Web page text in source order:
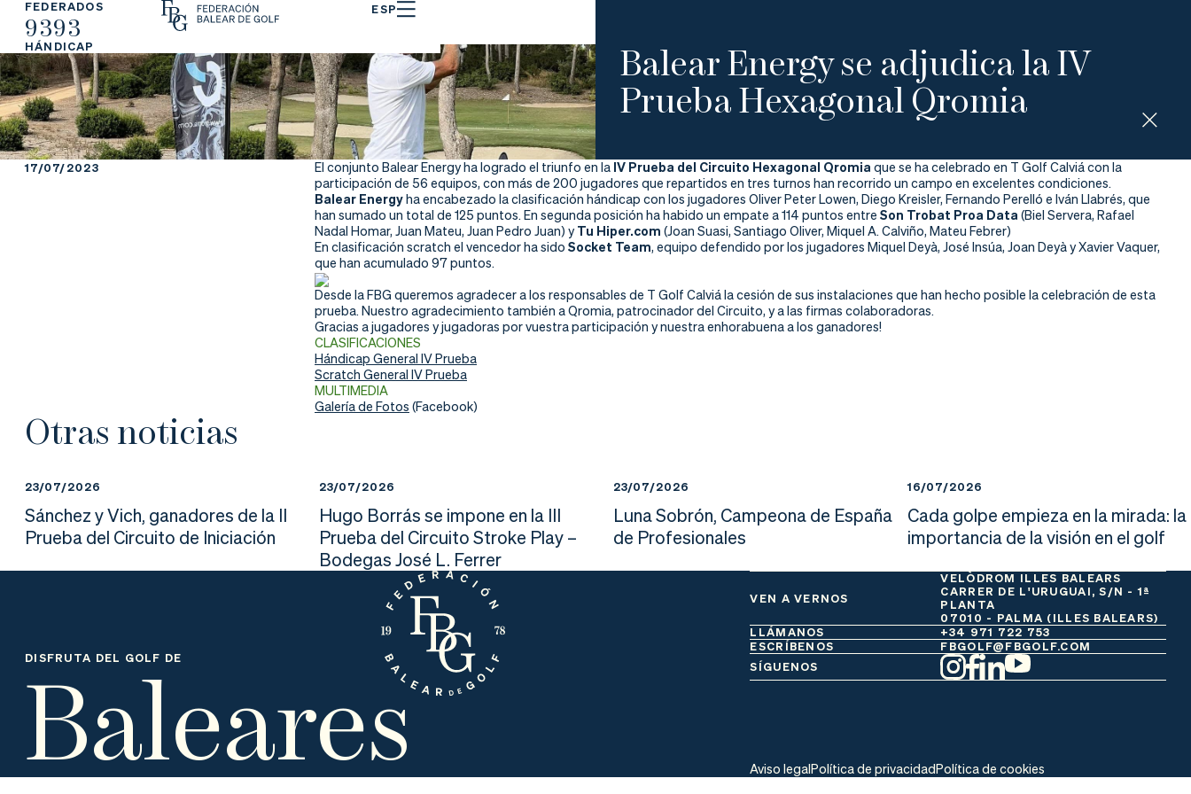
FEDERADOS
9393
HÁNDICAP
ESP
La
Fe
de
ra
Fe
de
ra
rs
Ju
ga
r
nd
er
ali
da
d
da
Balear Energy se adjudica la IV
Prueba Hexagonal Qromia
17/07/2023 El conjunto Balear Energy ha logrado el triunfo en la IV Prueba del Circuito Hexagonal Qromia que se ha celebrado en T Golf Calviá con la
participación de 56 equipos, con más de 200 jugadores que repartidos en tres turnos han recorrido un campo en excelentes condiciones.
Balear Energyha encabezado la clasificación hándicap con los jugadores Oliver Peter Lowen, Diego Kreisler, Fernando Perelló e Iván Llabrés, que
han sumado un total de 125 puntos. En segunda posición ha habido un empate a 114 puntos entre Son Trobat Proa Data (Biel Servera, Rafael
Nadal Homar, Juan Mateu, Juan Pedro Juan) y Tu Hiper.com (Joan Suasi, Santiago Oliver, Miquel A. Calviño, Mateu Febrer)
En clasificación scratch el vencedor ha sido Socket Team, equipo defendido por los jugadores Miquel Deyà, José Insúa, Joan Deyà y Xavier Vaquer,
que han acumulado 97 puntos.
Desde la FBG queremos agradecer a los responsables de T Golf Calviá la cesión de sus instalaciones que han hecho posible la celebración de esta
prueba. Nuestro agradecimiento también a Qromia, patrocinador del Circuito, y a las firmas colaboradoras.
Gracias a jugadores y jugadoras por vuestra participación y nuestra enhorabuena a los ganadores!
CLASIFICACIONES
Hándicap General IV Prueba
Scratch General IV Prueba
MULTIMEDIA
Galería de Fotos (Facebook)
Otras noticias
23/07/2026
Sánchez y Vich, ganadores de la II
Prueba del Circuito de Iniciación
23/07/2026
Hugo Borrás se impone en la III
Prueba del Circuito Stroke Play –
Bodegas José L. Ferrer
23/07/2026
Luna Sobrón, Campeona de España
de Profesionales
16/07/2026
Cada golpe empieza en la mirada: la
importancia de la visión en el golf
DISFRUTA DEL GOLF DE
Baleares
VEN A VERNOS
VELÒDROM ILLES BALEARS
CARRER DE L'URUGUAI, S/N - 1ª
PLANTA
07010 - PALMA (ILLES BALEARS)
LLÁMANOS
+34 971 722 753
ESCRÍBENOS
FBGOLF@FBGOLF.COM
SÍGUENOS
Aviso legalPolítica de privacidadPolítica de cookies